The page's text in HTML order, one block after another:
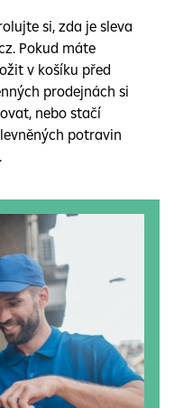
si, zda je sleva
Pokud máte
v košíku před
prodejnách si
nebo stačí
potravin